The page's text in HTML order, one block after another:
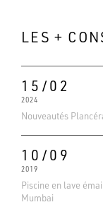
LES +
15/02
2024
Nouveautés
10/09
2019
Piscine en lave
Mumbai